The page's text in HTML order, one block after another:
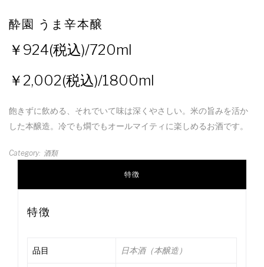
酔園 うま辛本醸
924(税込)/720ml
2,002(税込)/1800ml
飽きずに飲める、それでいて味は深くやさしい。米の旨みを活か
した本醸造。冷でも燗でもオールマイティに楽しめるお酒です。
Category 酒類
特徴
特徴
品目 日本酒（本醸造）